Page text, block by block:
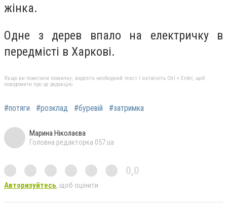
жінка.
Одне з дерев впало на електричку в
передмісті в Харкові.
Якщо ви помітили помилку, виділіть необхідний текст і натисніть Ctrl + Enter, щоб
повідомити про це редакцію
#потяги #розклад #буревій #затримка
Марина Ніколаєва
Головна редакторка 057.ua
0,0
Авторизуйтесь, щоб оцінити